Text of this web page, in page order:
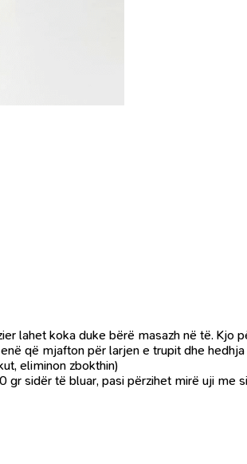
lahet koka duke bërë masazh në të. Kjo
që mjafton për larjen e trupit dhe
eliminon zbokthin)
sidër të bluar, pasi përzihet mirë uji